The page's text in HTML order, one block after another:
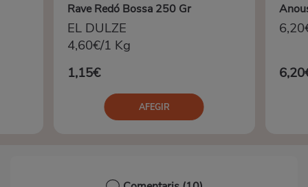
Rave Redó Bossa 250 Gr
EL DULZE
4,60€/1 Kg
1,15€
AFEGIR